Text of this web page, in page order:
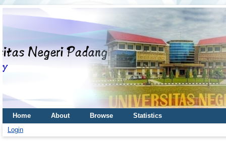
Home About Browse
Statistics
Login